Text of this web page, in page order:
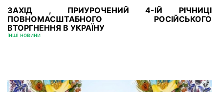
ЗАХІД , ПРИУРОЧЕНИЙ 4-ІЙ РІЧНИЦІ
ПОВНОМАСШТАБНОГО РОСІЙСЬКОГО
ВТОРГНЕННЯ В УКРАЇНУ
Інші новини